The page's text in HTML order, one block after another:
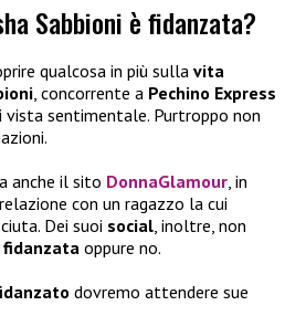
Sabbioni è fidanzata?
qualcosa in più sulla vita
, concorrente a Pechino Express
vista sentimentale. Purtroppo non
anche il sito DonnaGlamour , in
con un ragazzo la cui
Dei suoi social , inoltre, non
fidanzata oppure no.
dovremo attendere sue